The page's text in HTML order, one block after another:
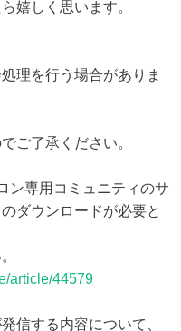
嬉しく思います。
理を行う場合がありま
ご了承ください。
ン専用コミュニティのサ
ダウンロードが必要と
article/44579
信する内容について、